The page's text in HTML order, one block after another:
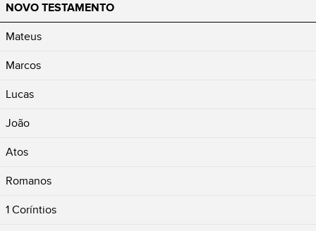
NOVO TESTAMENTO
Mateus
Marcos
Lucas
João
Atos
Romanos
1 Coríntios